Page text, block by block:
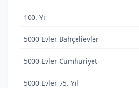
100. Yıl
5000 Evler Bahçelievler
5000 Evler Cumhuriyet
5000 Evler 75. Yıl